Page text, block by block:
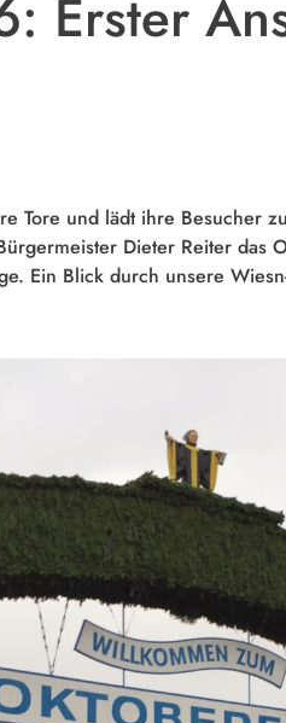
Erster
Tore und lädt ihre Besucher
Dieter Reiter das
Ein Blick durch unsere